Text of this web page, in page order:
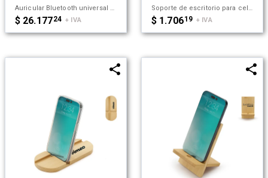
Auricular Bluetooth universal con micrófono incluido y estuche de carga. Está disponible en los colores blanco y negro e incluye un cable cargador USB. El estuche de carga cuenta con indicadores LED y botones de control táctil en ambos auriculares. ESPECIFICACIONES TÉCNICAS: Modelo: CT04043 | Número de artículo: CPP-6753 | Capacidad del estuche de carga: 300mAh / 3.7V (1.11Wh) | Capacidad de los auriculares: 30mAh / 3.7V (0.111Wh) | Entrada de los auriculares: 5V / 60mA | Entrada del estuche de carga: 5V / 300mA (micro USB). Perfecto para escuchar música, hacer llamadas y disfrutar de un sonido sin cables durante tus actividades deportivas o momentos de relajación. Tahg
$ 26.17724 + IVA
Soporte de escritorio para celular fabricado en bambú. Práctico, liviano y fácil de transportar, es el accesorio perfecto para mantener tu dispositivo estable mientras realizas videollamadas, ves contenido o trabajas cómodamente, tanto en casa como fuera de ella. Tahg
$ 1.70619 + IVA